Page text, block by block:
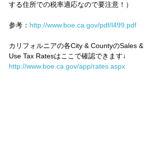
する住所での税率適応なので要注意！）
参考： http://www.boe.ca.gov/pdf/l499.pdf
カリフォルニアの各City & CountyのSales &
Use Tax Ratesはここで確認できます↓
http://www.boe.ca.gov/app/rates.aspx